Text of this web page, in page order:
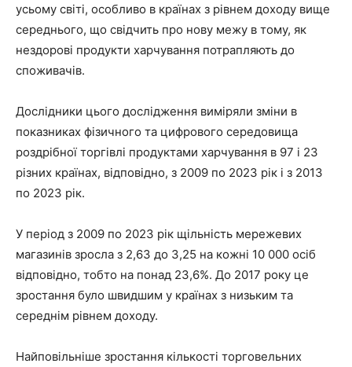
усьому світі, особливо в країнах з рівнем доходу вище
середнього, що свідчить про нову межу в тому, як
нездорові продукти харчування потрапляють до
споживачів.
Дослідники цього дослідження виміряли зміни в
показниках фізичного та цифрового середовища
роздрібної торгівлі продуктами харчування в 97 і 23
різних країнах, відповідно, з 2009 по 2023 рік і з 2013
по 2023 рік.
У період з 2009 по 2023 рік щільність мережевих
магазинів зросла з 2,63 до 3,25 на кожні 10 000 осіб
відповідно, тобто на понад 23,6%. До 2017 року це
зростання було швидшим у країнах з низьким та
середнім рівнем доходу.
Найповільніше зростання кількості торговельних